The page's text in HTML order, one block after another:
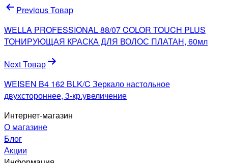
Навигация
по
записям
Previous Товар
WELLA PROFESSIONAL 88/07 COLOR TOUCH PLUS
ТОНИРУЮЩАЯ КРАСКА ДЛЯ ВОЛОС ПЛАТАН, 60мл
Next Товар
WEISEN B4 162 BLK/C Зеркало настольное
двухстороннее, 3-кр.увеличение
Интернет-магазин
О магазине
Блог
Акции